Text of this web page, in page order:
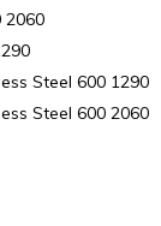
2060
Steel 600 1290
Steel 600 2060